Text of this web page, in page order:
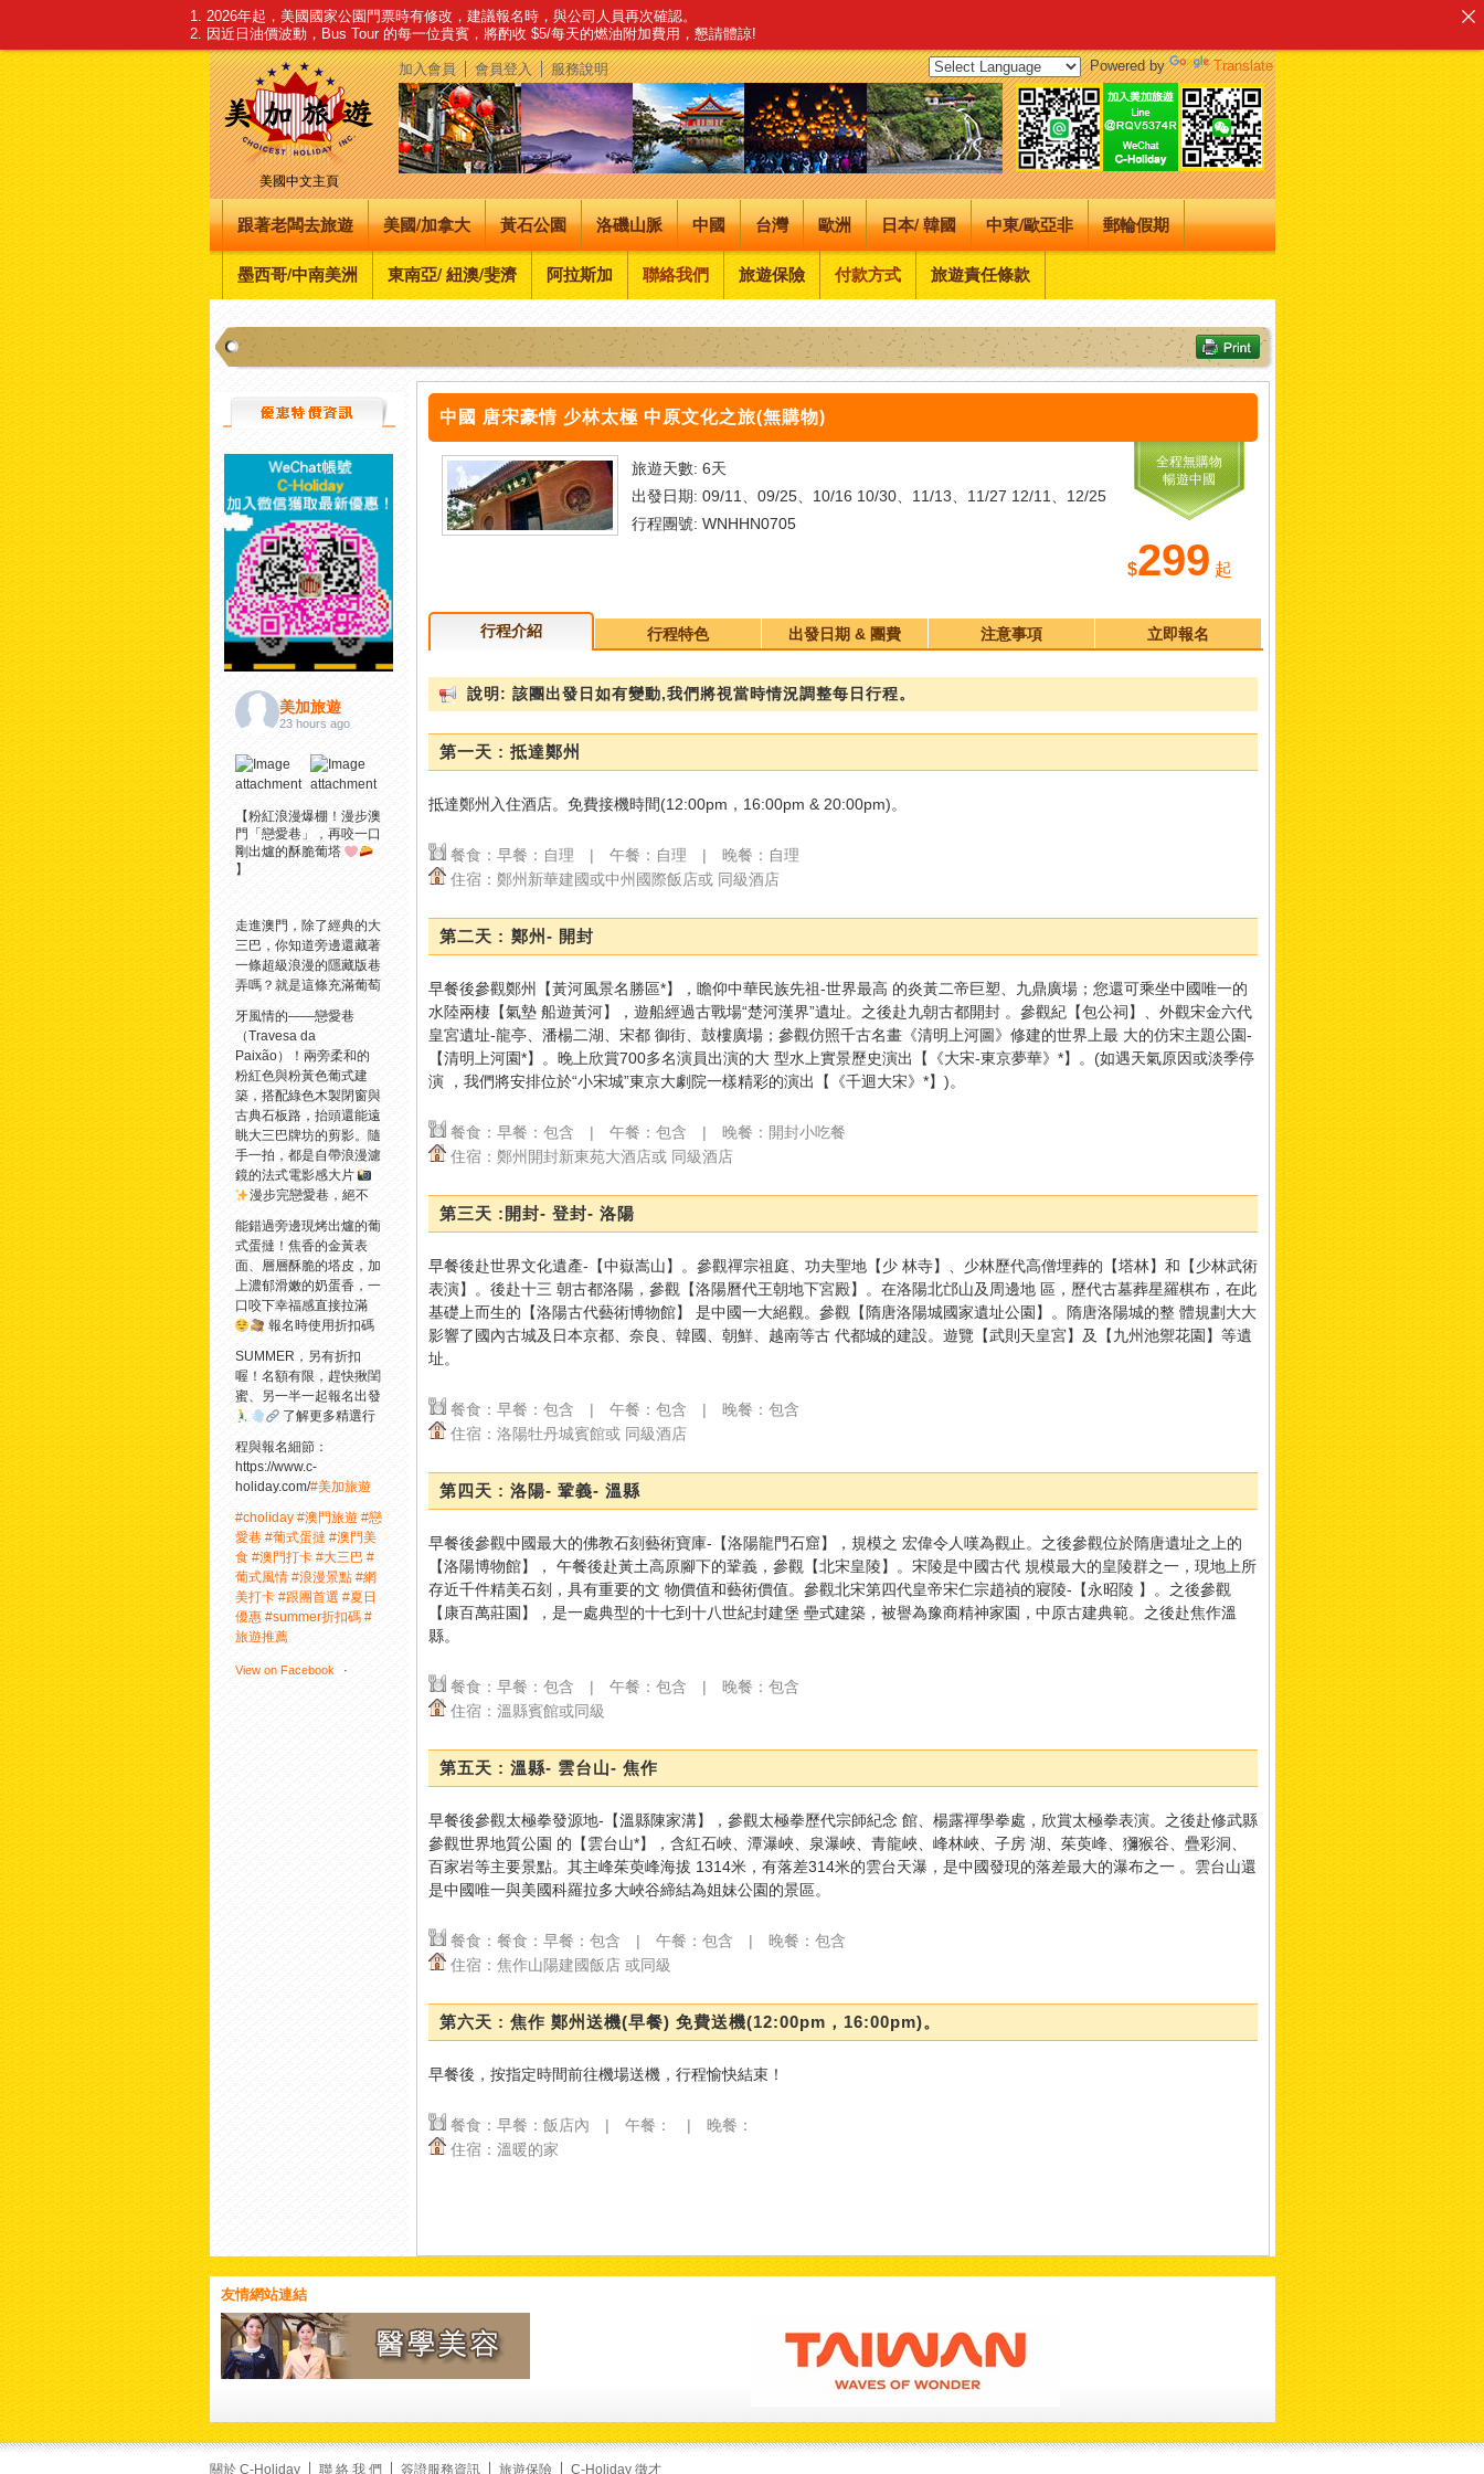
美國中文主頁
加入會員 會員登入 服務說明 Powered by Translate
跟著老闆去旅遊 美國/加拿大 黃石公園 洛磯山脈 中國 台灣 歐洲 日本/ 韓國 中東/歐亞非 郵輪假期
墨西哥/中南美洲 東南亞/ 紐澳/斐濟 阿拉斯加 聯絡我們 旅遊保險 付款方式 旅遊責任條款
美加旅遊
23 hours ago
【粉紅浪漫爆棚！漫步澳
門「戀愛巷」，再咬一口
剛出爐的酥脆葡塔
】
走進澳門，除了經典的大
三巴，你知道旁邊還藏著
一條超級浪漫的隱藏版巷
弄嗎？ 就是這條充滿葡萄
牙風情的——戀愛巷
（Travesa da
Paixão）！兩旁柔和的
粉紅色與粉黃色葡式建
築，搭配綠色木製閉窗與
古典石板路，抬頭還能遠
眺大三巴牌坊的剪影。隨
手一拍，都是自帶浪漫濾
鏡的法式電影感大片
漫步完戀愛巷，絕不
能錯過旁邊現烤出爐的葡
式蛋撻！焦香的金黃表
面、層層酥脆的塔皮，加
上濃郁滑嫩的奶蛋香，一
口咬下幸福感直接拉滿
報名時使用折扣碼
SUMMER，另有折扣
喔！名額有限，趕快揪閨
蜜、另一半一起報名出發
了解更多精選行
程與報名細節：
https://www.c-
holiday.com/#美加旅遊
#choliday #澳門旅遊 #戀
愛巷 #葡式蛋撻 #澳門美
食 #澳門打卡 #大三巴 #
葡式風情 #浪漫景點 #網
美打卡 #跟團首選 #夏日
優惠 #summer折扣碼 #
旅遊推薦
View on Facebook
·
提到澳門，大家第一個浮
現的畫面一定是這座宏偉
的巴洛克式石牌坊！
矗立
在石階頂端的大三巴牌坊
（聖保祿教堂遺址），不
定的世界文化遺產，更是
澳門四百年東西方文化交
融的最美見證。石雕上細
中國 唐宋豪情 少林太極 中原文化之旅(無購物)
旅遊天數: 6天
出發日期: 09/11、09/25、10/16 10/30、11/13、11/27 12/11、12/25
行程團號: WNHHN0705
全程無購物
暢遊中國
$299 起
行程介紹 行程特色 出發日期 & 團費 注意事項 立即報名
說明: 該團出發日如有變動,我們將視當時情況調整每日行程。
第一天 : 抵達鄭州
抵達鄭州入住酒店。免費接機時間(12:00pm，16:00pm & 20:00pm)。
餐食：早餐：自理 | 午餐：自理 | 晚餐：自理
住宿：鄭州新華建國或中州國際飯店或 同級酒店
第二天 : 鄭州- 開封
早餐後參觀鄭州【黃河風景名勝區*】，瞻仰中華民族先祖-世界最高 的炎黃二帝巨塑、九鼎廣場；您還可乘坐中國唯一的
水陸兩棲【氣墊 船遊黃河】，遊船經過古戰場“楚河漢界”遺址。之後赴九朝古都開封 。參觀紀【包公祠】、外觀宋金六代
皇宮遺址-龍亭、潘楊二湖、宋都 御街、鼓樓廣場；參觀仿照千古名畫《清明上河圖》修建的世界上最 大的仿宋主題公園-
【清明上河園*】。晚上欣賞700多名演員出演的大 型水上實景歷史演出【《大宋-東京夢華》*】。(如遇天氣原因或淡季停
演 ，我們將安排位於“小宋城”東京大劇院一樣精彩的演出【《千迴大宋》*】)。
餐食：早餐：包含 | 午餐：包含 | 晚餐：開封小吃餐
住宿：鄭州開封新東苑大酒店或 同級酒店
第三天 :開封- 登封- 洛陽
早餐後赴世界文化遺產-【中嶽嵩山】。參觀禪宗祖庭、功夫聖地【少 林寺】、少林歷代高僧埋葬的【塔林】和【少林武術
表演】。後赴十三 朝古都洛陽，參觀【洛陽曆代王朝地下宮殿】。在洛陽北邙山及周邊地 區，歷代古墓葬星羅棋布，在此
基礎上而生的【洛陽古代藝術博物館】 是中國一大絕觀。參觀【隋唐洛陽城國家遺址公園】。隋唐洛陽城的整 體規劃大大
影響了國內古城及日本京都、奈良、韓國、朝鮮、越南等古 代都城的建設。遊覽【武則天皇宮】及【九州池禦花園】等遺
址。
餐食：早餐：包含 | 午餐：包含 | 晚餐：包含
住宿：洛陽牡丹城賓館或 同級酒店
第四天 : 洛陽- 鞏義- 溫縣
早餐後參觀中國最大的佛教石刻藝術寶庫-【洛陽龍門石窟】，規模之 宏偉令人嘆為觀止。之後參觀位於隋唐遺址之上的
【洛陽博物館】， 午餐後赴黃土高原腳下的鞏義，參觀【北宋皇陵】。宋陵是中國古代 規模最大的皇陵群之一，現地上所
存近千件精美石刻，具有重要的文 物價值和藝術價值。參觀北宋第四代皇帝宋仁宗趙禎的寢陵-【永昭陵 】。之後參觀
【康百萬莊園】，是一處典型的十七到十八世紀封建堡 壘式建築，被譽為豫商精神家園，中原古建典範。之後赴焦作溫
縣。
餐食：早餐：包含 | 午餐：包含 | 晚餐：包含
住宿：溫縣賓館或同級
第五天 : 溫縣- 雲台山- 焦作
早餐後參觀太極拳發源地-【溫縣陳家溝】，參觀太極拳歷代宗師紀念 館、楊露禪學拳處，欣賞太極拳表演。之後赴修武縣
參觀世界地質公園 的【雲台山*】，含紅石峽、潭瀑峽、泉瀑峽、青龍峽、峰林峽、子房 湖、茱萸峰、獼猴谷、疊彩洞、
百家岩等主要景點。其主峰茱萸峰海拔 1314米，有落差314米的雲台天瀑，是中國發現的落差最大的瀑布之一 。雲台山還
是中國唯一與美國科羅拉多大峽谷締結為姐妹公園的景區。
餐食：餐食：早餐：包含 | 午餐：包含 | 晚餐：包含
住宿：焦作山陽建國飯店 或同級
第六天 : 焦作 鄭州送機(早餐) 免費送機(12:00pm，16:00pm)。
早餐後，按指定時間前往機場送機，行程愉快結束！
餐食：早餐：飯店內 | 午餐： | 晚餐：
住宿：溫暖的家
友情網站連結
關於 C-Holiday 聯 絡 我 們 簽證服務資訊 旅遊保險 C-Holiday 徵才
1. 2026年起，美國國家公園門票時有修改，建議報名時，與公司人員再次確認。
2. 因近日油價波動，Bus Tour 的每一位貴賓，將酌收 $5/每天的燃油附加費用，懇請體諒!